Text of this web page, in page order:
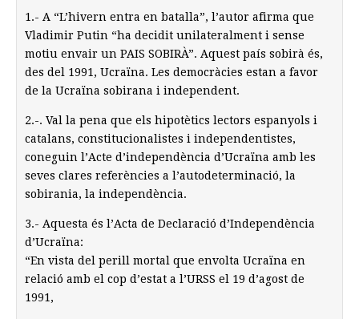
1.- A “L’hivern entra en batalla”, l’autor afirma que
Vladimir Putin “ha decidit unilateralment i sense
motiu envair un PAIS SOBIRÀ”. Aquest país sobirà és,
des del 1991, Ucraïna. Les democràcies estan a favor
de la Ucraïna sobirana i independent.
2.-. Val la pena que els hipotètics lectors espanyols i
catalans, constitucionalistes i independentistes,
coneguin l’Acte d’independència d’Ucraïna amb les
seves clares referències a l’autodeterminació, la
sobirania, la independència.
3.- Aquesta és l’Acta de Declaració d’Independència
d’Ucraïna:
“En vista del perill mortal que envolta Ucraïna en
relació amb el cop d’estat a l’URSS el 19 d’agost de
1991,